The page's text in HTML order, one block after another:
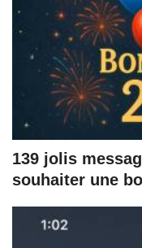
139 jolis
souhaiter une